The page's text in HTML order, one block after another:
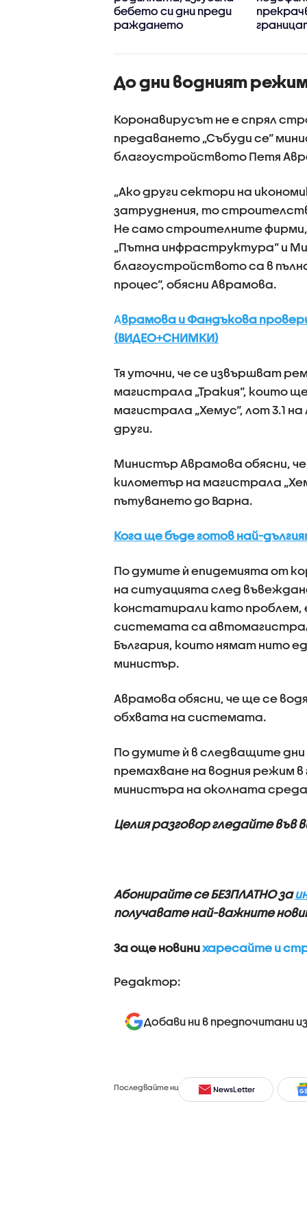
бебето си дни преди
раждането
До дни водният
Коронавирусът не е спрял
предаването „Събуди се“
благоустройството Петя
„Ако други сектори на
затруднения, то
Не само строителните фирми,
„Пътна инфраструктура“ и
благоустройството са в
процес“, обясни Аврамова.
Аврамова и Фандъкова
(ВИДЕО+СНИМКИ)
Тя уточни, че се извършват
магистрала „Тракия“, които
магистрала „Хемус“, лот 3.1
други.
Министър Аврамова обясни,
километър на магистрала
пътуването до Варна.
Кога ще бъде готов най-
По думите ѝ епидемията от
на ситуацията след
констатирали като проблем,
системата са
България, които нямат нито
министър.
Аврамова обясни, че ще се
обхвата на системата.
По думите ѝ в следващите
премахване на водния режим
министъра на околната
Целия разговор гледайте във
Абонирайте се БЕЗПЛАТНО за
получавате най-важните
За още новинихаресайте и
Редактор:
Добави ни в предпочитани
Последвайте ни NewsLetter